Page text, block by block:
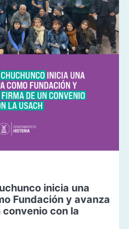
inicia una
Fundación y avanza
con la